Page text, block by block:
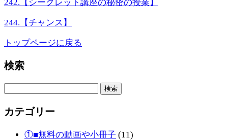
242.【シークレット講座の秘密の授業】
244.【チャンス】
トップページに戻る
検索
カテゴリー
①■無料の動画や小冊子 (11)